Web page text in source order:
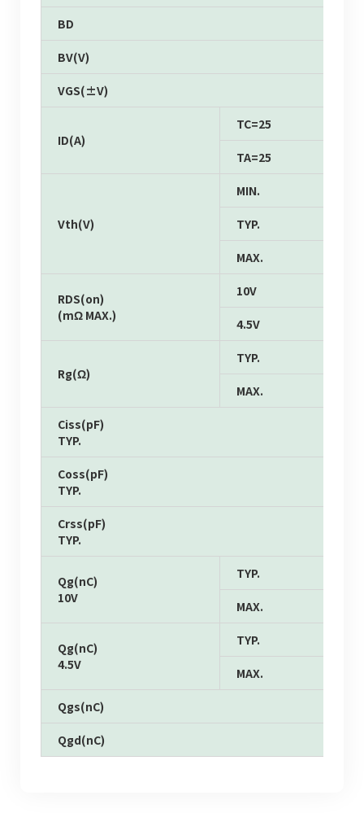
BD
BV(V)
VGS(±V)
ID(A)
TC=25
TA=25
Vth(V)
MIN.
TYP.
MAX.
RDS(on)
(mΩ MAX.)
10V
4.5V
Rg(Ω)
TYP.
MAX.
Ciss(pF)
TYP.
Coss(pF)
TYP.
Crss(pF)
TYP.
Qg(nC)
10V
TYP.
MAX.
Qg(nC)
4.5V
TYP.
MAX.
Qgs(nC)
Qgd(nC)